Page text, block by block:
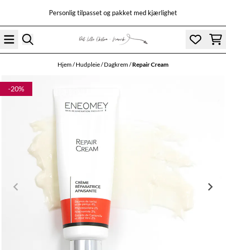
Hopp til innholdPersonlig tilpasset og pakket med kjærlighet
Hjem/Hudpleie/Dagkrem/Repair Cream
-20%